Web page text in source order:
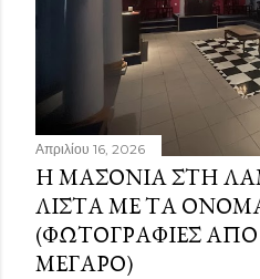
Απριλίου 16, 2026
Η ΜΑΣΟΝΊΑ ΣΤΗ
ΛΊΣΤΑ ΜΕ ΤΑ
(ΦΩΤΟΓΡΑΦΊΕΣ
ΜΈΓΑΡΟ)